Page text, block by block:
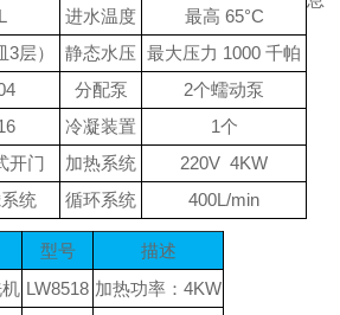
进水温度 最高 65°C
层） 静态水压 最大压力 1000 千帕
分配泵
2个蠕动泵
冷凝装置
1个
开门 加热系统
220V 4KW
统 循环系统 400L/min
型号
描述
LW8518 加热功率： 4KW